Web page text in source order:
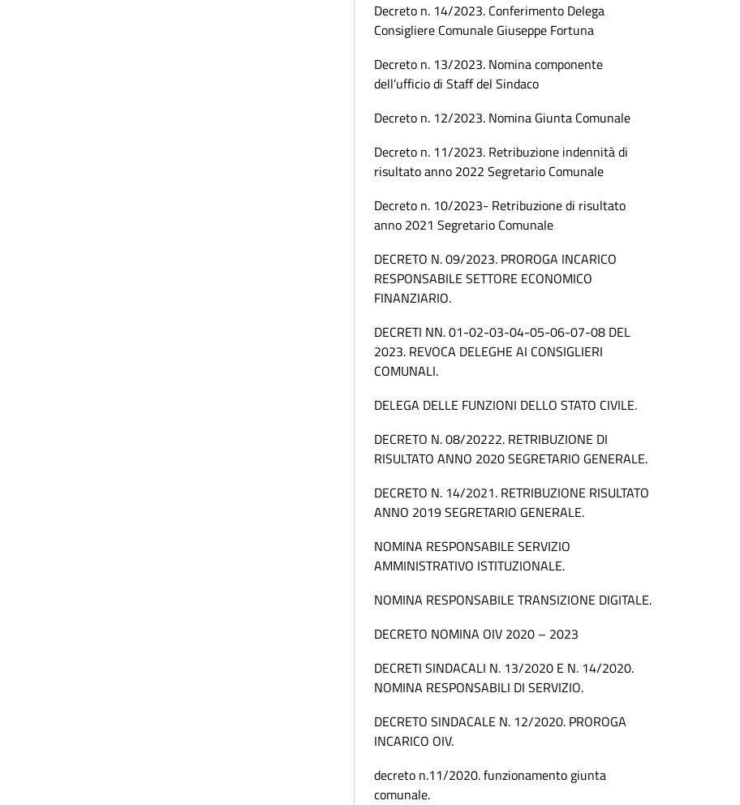
Decreto n. 14/2023. Conferimento Delega
Consigliere Comunale Giuseppe Fortuna
Decreto n. 13/2023. Nomina componente
dell’ufficio di Staff del Sindaco
Decreto n. 12/2023. Nomina Giunta Comunale
Decreto n. 11/2023. Retribuzione indennità di
risultato anno 2022 Segretario Comunale
Decreto n. 10/2023- Retribuzione di risultato
anno 2021 Segretario Comunale
DECRETO N. 09/2023. PROROGA INCARICO
RESPONSABILE SETTORE ECONOMICO
FINANZIARIO.
DECRETI NN. 01-02-03-04-05-06-07-08 DEL
2023. REVOCA DELEGHE AI CONSIGLIERI
COMUNALI.
DELEGA DELLE FUNZIONI DELLO STATO CIVILE.
DECRETO N. 08/20222. RETRIBUZIONE DI
RISULTATO ANNO 2020 SEGRETARIO GENERALE.
DECRETO N. 14/2021. RETRIBUZIONE RISULTATO
ANNO 2019 SEGRETARIO GENERALE.
NOMINA RESPONSABILE SERVIZIO
AMMINISTRATIVO ISTITUZIONALE.
NOMINA RESPONSABILE TRANSIZIONE DIGITALE.
DECRETO NOMINA OIV 2020 – 2023
DECRETI SINDACALI N. 13/2020 E N. 14/2020.
NOMINA RESPONSABILI DI SERVIZIO.
DECRETO SINDACALE N. 12/2020. PROROGA
INCARICO OIV.
decreto n.11/2020. funzionamento giunta
comunale.